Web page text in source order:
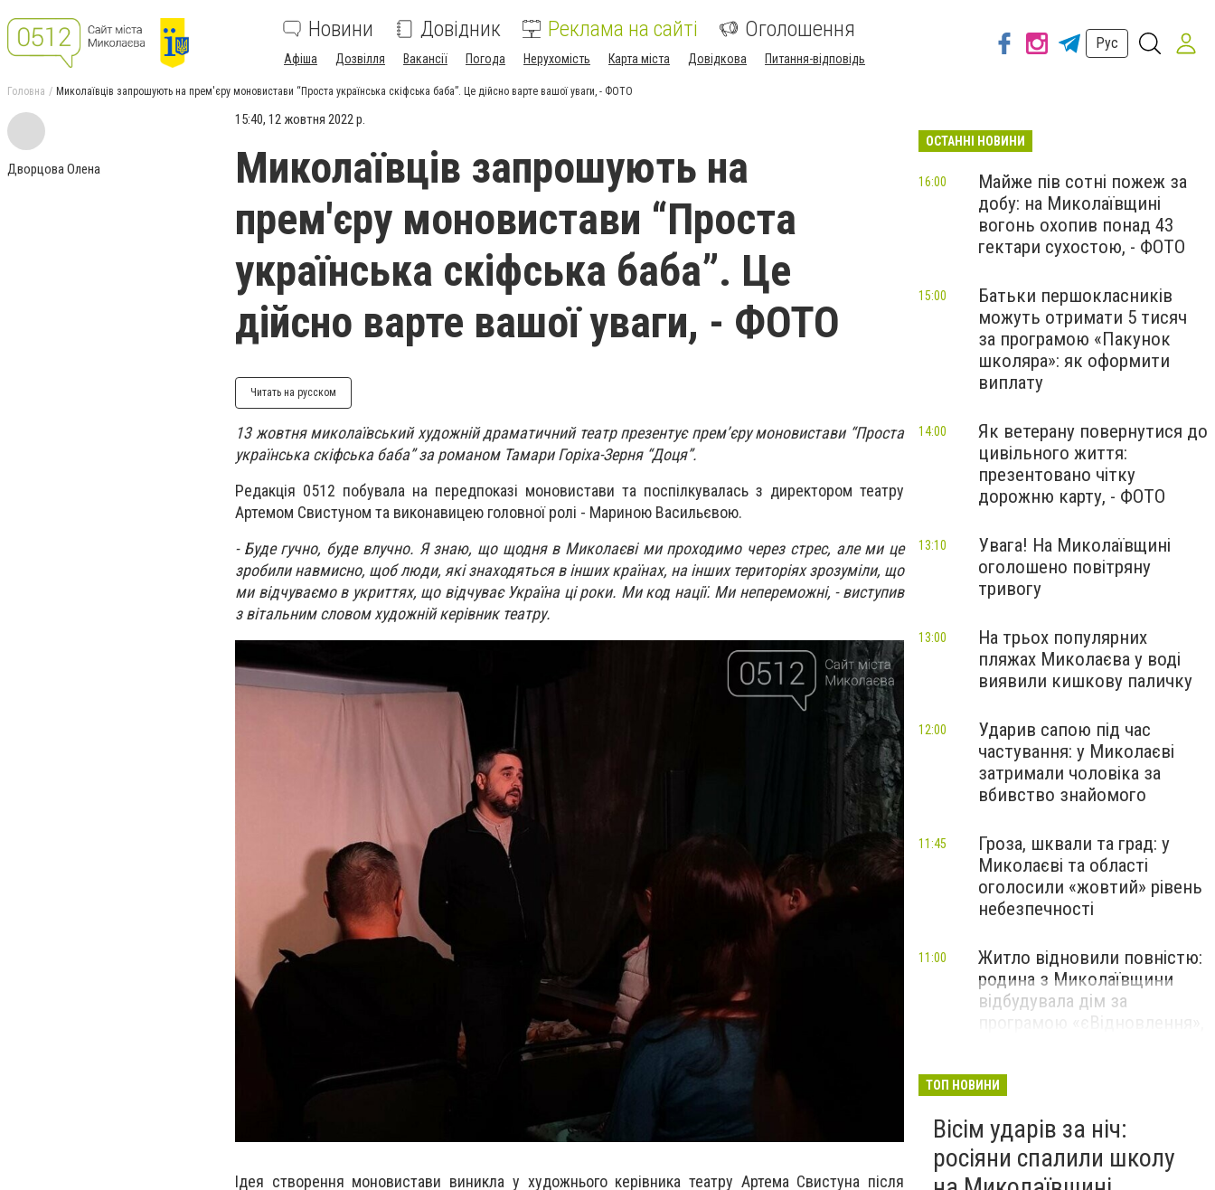
Новини Довідник Реклама на сайті Оголошення
Афіша Дозвілля Вакансії Погода Нерухомість Карта міста Довідкова Питання-відповідь
Рус
Головна Миколаївців запрошують на прем'єру моновистави “Проста українська скіфська баба”. Це дійсно варте вашої уваги, - ФОТО
Дворцова Олена
15:40, 12 жовтня 2022 р.
Миколаївців запрошують на
прем'єру моновистави “Проста
українська скіфська баба”. Це
дійсно варте вашої уваги, - ФОТО
Читать на русском
13 жовтня миколаївський художній драматичний театр презентує прем’єру моновистави “Проста
українська скіфська баба” за романом Тамари Горіха-Зерня “Доця”.
Редакція 0512 побувала на передпоказі моновистави та поспілкувалась з директором театру
Артемом Свистуном та виконавицею головної ролі - Мариною Васильєвою.
- Буде гучно, буде влучно. Я знаю, що щодня в Миколаєві ми проходимо через стрес, але ми це
зробили навмисно, щоб люди, які знаходяться в інших країнах, на інших територіях зрозуміли, що
ми відчуваємо в укриттях, що відчуває Україна ці роки. Ми код нації. Ми непереможні, - виступив
з вітальним словом художній керівник театру.
Ідея створення моновистави виникла у художнього керівника театру Артема Свистуна після
ОСТАННІ НОВИНИ
Майже пів сотні пожеж за
добу: на Миколаївщині
вогонь охопив понад 43
гектари сухостою, - ФОТО
16:00
Батьки першокласників
можуть отримати 5 тисяч
за програмою «Пакунок
школяра»: як оформити
виплату
15:00
Як ветерану повернутися до
цивільного життя:
презентовано чітку
дорожню карту, - ФОТО
14:00
Увага! На Миколаївщині
оголошено повітряну
тривогу
13:10
На трьох популярних
пляжах Миколаєва у воді
виявили кишкову паличку
13:00
Ударив сапою під час
частування: у Миколаєві
затримали чоловіка за
вбивство знайомого
12:00
Гроза, шквали та град: у
Миколаєві та області
оголосили «жовтий» рівень
небезпечності
11:45
Житло відновили повністю:
родина з Миколаївщини
відбудувала дім за
програмою «єВідновлення»,
11:00
ТОП НОВИНИ
Вісім ударів за ніч:
росіяни спалили школу